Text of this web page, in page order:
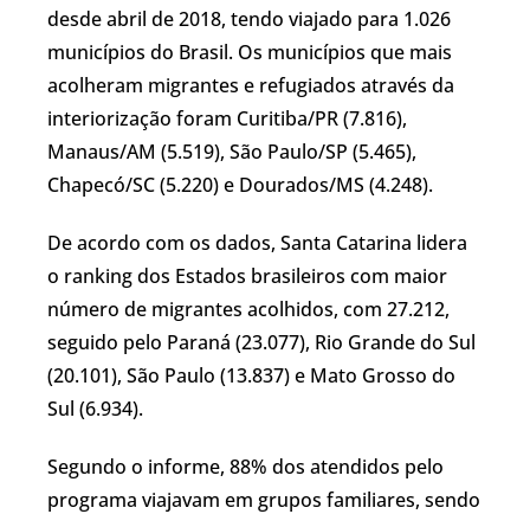
desde abril de 2018, tendo viajado para 1.026
municípios do Brasil. Os municípios que mais
acolheram migrantes e refugiados através da
interiorização foram Curitiba/PR (7.816),
Manaus/AM (5.519), São Paulo/SP (5.465),
Chapecó/SC (5.220) e Dourados/MS (4.248).
De acordo com os dados, Santa Catarina lidera
o ranking dos Estados brasileiros com maior
número de migrantes acolhidos, com 27.212,
seguido pelo Paraná (23.077), Rio Grande do Sul
(20.101), São Paulo (13.837) e Mato Grosso do
Sul (6.934).
Segundo o informe, 88% dos atendidos pelo
programa viajavam em grupos familiares, sendo